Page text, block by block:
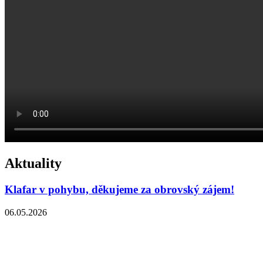
Aktuality
Klafar v pohybu, děkujeme za obrovský zájem!
06.05.2026